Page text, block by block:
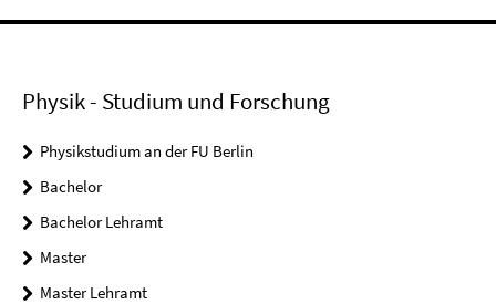
Physik - Studium und Forschung
Physikstudium an der FU Berlin
Bachelor
Bachelor Lehramt
Master
Master Lehramt